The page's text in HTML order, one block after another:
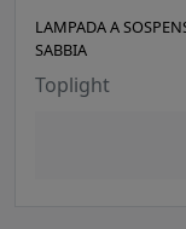
LAMPADA A
SABBIA
Toplight